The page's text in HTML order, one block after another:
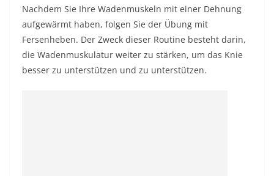
Nachdem Sie Ihre Wadenmuskeln mit einer Dehnung
aufgewärmt haben, folgen Sie der Übung mit
Fersenheben. Der Zweck dieser Routine besteht darin,
die Wadenmuskulatur weiter zu stärken, um das Knie
besser zu unterstützen und zu unterstützen.